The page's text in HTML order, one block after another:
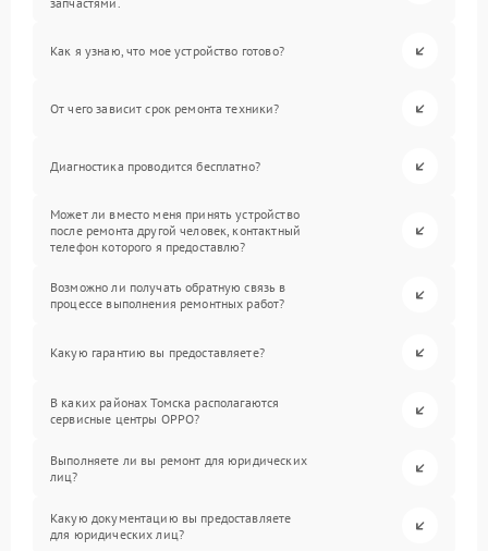
Как я узнаю, что мое устройство готово?
От чего зависит срок ремонта техники?
Диагностика проводится бесплатно?
Может ли вместо меня принять устройство
после ремонта другой человек, контактный
телефон которого я предоставлю?
Возможно ли получать обратную связь в
процессе выполнения ремонтных работ?
Какую гарантию вы предоставляете?
В каких районах Томска располагаются
сервисные центры OPPO?
Выполняете ли вы ремонт для юридических
лиц?
Какую документацию вы предоставляете
для юридических лиц?